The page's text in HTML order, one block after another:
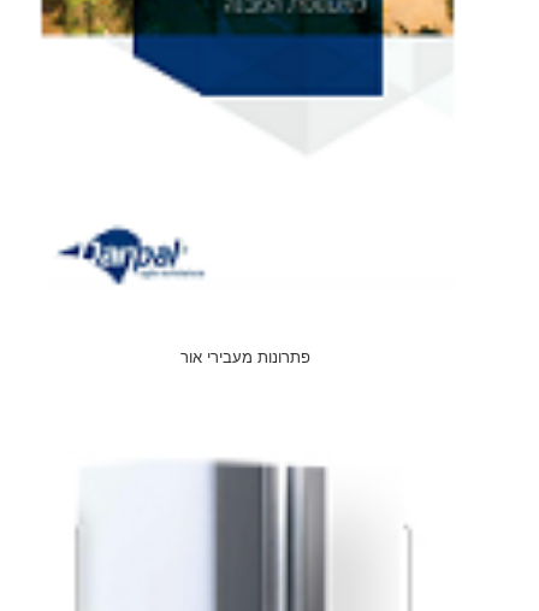
פתרונות מעבירי אור